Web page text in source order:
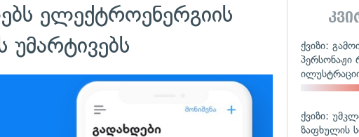
ელექტროენერგიის
უმარტივებს
ქვიზი:
პერსონაჟი
ქვიზი:
ზაფხულის